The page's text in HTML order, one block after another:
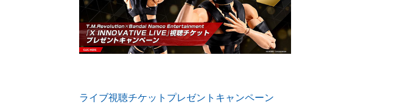
ライブ視聴チケットプレゼントキャンペーン